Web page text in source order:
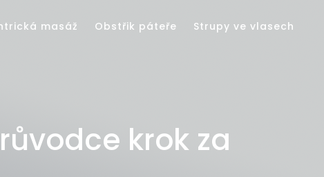
masáž Obstřik páteře Strupy ve vlasech
krok za